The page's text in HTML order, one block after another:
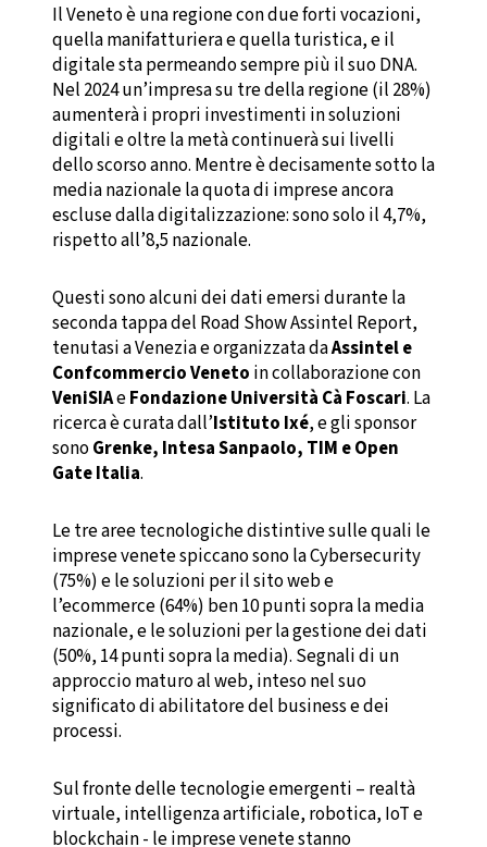
Il Veneto è una regione con due forti vocazioni,
quella manifatturiera e quella turistica, e il
digitale sta permeando sempre più il suo DNA.
Nel 2024 un’impresa su tre della regione (il 28%)
aumenterà i propri investimenti in soluzioni
digitali e oltre la metà continuerà sui livelli
dello scorso anno. Mentre è decisamente sotto la
media nazionale la quota di imprese ancora
escluse dalla digitalizzazione: sono solo il 4,7%,
rispetto all’8,5 nazionale.
Questi sono alcuni dei dati emersi durante la
seconda tappa del Road Show Assintel Report,
tenutasi a Venezia e organizzata daAssintel e
Confcommercio Veneto in collaborazione con
VeniSIAeFondazione Università Cà Foscari. La
ricerca è curata dall’Istituto Ixé, e gli sponsor
sonoGrenke, Intesa Sanpaolo, TIM e Open
Gate Italia.
Le tre aree tecnologiche distintive sulle quali le
imprese venete spiccano sono la Cybersecurity
(75%) e le soluzioni per il sito web e
l’ecommerce (64%) ben 10 punti sopra la media
nazionale, e le soluzioni per la gestione dei dati
(50%, 14 punti sopra la media). Segnali di un
approccio maturo al web, inteso nel suo
significato di abilitatore del business e dei
processi.
Sul fronte delle tecnologie emergenti – realtà
virtuale, intelligenza artificiale, robotica, IoT e
blockchain - le imprese venete stanno